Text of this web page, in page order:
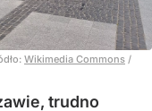
Wikimedia Commons /
trudno